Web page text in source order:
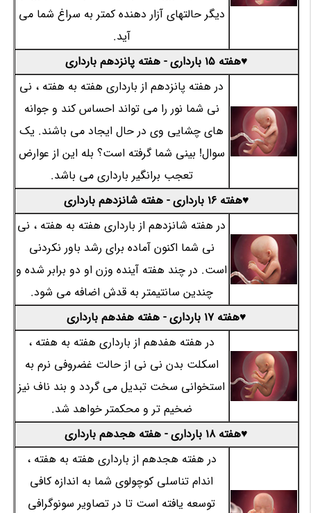
دیگر حالتهای آزار دهنده کمتر به سراغ شما می
آید.
♥هفته 15 بارداری - هفته پانزدهم بارداری
در هفته پانزدهم از بارداری هفته به هفته ، نی
نی شما نور را می تواند احساس کند و جوانه
های چشایی وی در حال ایجاد می باشند. یک
سوال! بینی شما گرفته است؟ بله این از عوارض
تعجب برانگیر بارداری می باشد.
♥هفته 16 بارداری - هفته شانزدهم بارداری
در هفته شانزدهم از بارداری هفته به هفته ، نی
نی شما اکنون آماده برای رشد باور نکردنی
است. در چند هفته آینده وزن او دو برابر شده و
چندین سانتیمتر به قدش اضافه می شود.
♥هفته 17 بارداری - هفته هفدهم بارداری
در هفته هفدهم از بارداری هفته به هفته ،
اسکلت بدن نی نی از حالت غضروفی نرم به
استخوانی سخت تبدیل می گردد و بند ناف نیز
ضخیم تر و محکمتر خواهد شد.
♥هفته 18 بارداری - هفته هجدهم بارداری
در هفته هجدهم از بارداری هفته به هفته ،
اندام تناسلی کوچولوی شما به اندازه کافی
توسعه یافته است تا در تصاویر سونوگرافی